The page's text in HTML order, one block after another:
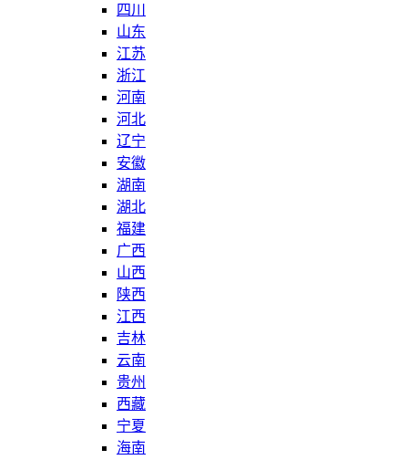
四川
山东
江苏
浙江
河南
河北
辽宁
安徽
湖南
湖北
福建
广西
山西
陕西
江西
吉林
云南
贵州
西藏
宁夏
海南